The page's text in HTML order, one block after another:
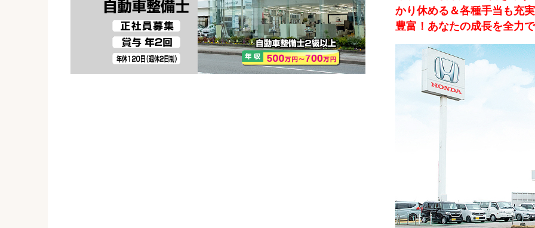
かり休める＆各種手当も充
豊富！あなたの成長を全力